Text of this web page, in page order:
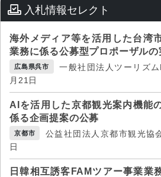
入札情報セレクト
海外メディア等を活用した台湾
業務に係る公募型プロポーザルの
広島県呉市
一般社団法人ツーリズ
月21日
AIを活用した京都観光案内機能
係る企画提案の公募
京都市
公益社団法人京都市観光協
日
日韓相互誘客FAMツアー事業業